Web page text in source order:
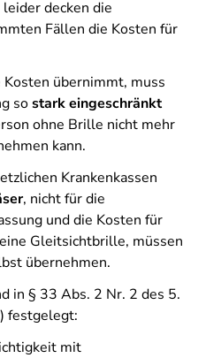
decken die
Fällen die Kosten für
übernimmt, muss
sostark eingeschränkt
ohne Brille nicht mehr
kann.
Krankenkassen
, nicht für die
und die Kosten für
Gleitsichtbrille, müssen
übernehmen.
in § 33 Abs. 2 Nr. 2 des 5.
festgelegt:
mit